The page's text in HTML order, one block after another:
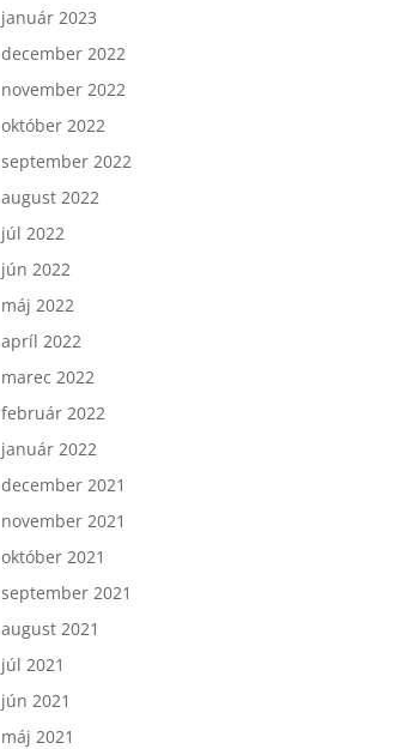
január 2023
december 2022
november 2022
október 2022
september 2022
august 2022
júl 2022
jún 2022
máj 2022
apríl 2022
marec 2022
február 2022
január 2022
december 2021
november 2021
október 2021
september 2021
august 2021
júl 2021
jún 2021
máj 2021